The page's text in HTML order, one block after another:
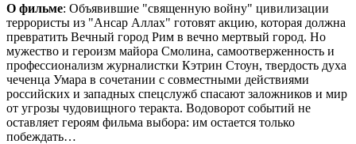
О фильме: Объявившие "священную войну" цивилизации
террористы из "Ансар Аллах" готовят акцию, которая должна
превратить Вечный город Рим в вечно мертвый город. Но
мужество и героизм майора Смолина, самоотверженность и
профессионализм журналистки Кэтрин Стоун, твердость духа
чеченца Умара в сочетании с совместными действиями
российских и западных спецслужб спасают заложников и мир
от угрозы чудовищного теракта. Водоворот событий не
оставляет героям фильма выбора: им остается только
побеждать…